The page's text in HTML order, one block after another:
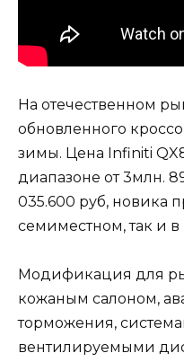
На отечественном
обновленного
зимы. Цена Infiniti
диапазоне от 3млн.
035.600 руб, новика
семиместном, так и
Модификация для
кожаным салоном,
торможения,
вентилируемыми